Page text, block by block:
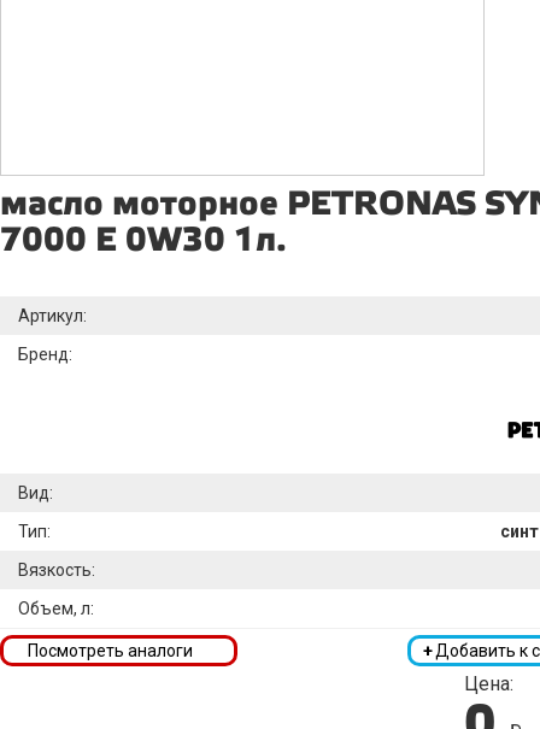
масло моторное PETRONAS
7000 E 0W30 1л.
Артикул:
Бренд:
Вид:
Тип:
Вязкость:
Объем, л:
+Добавить к
Посмотреть аналоги
Цена: